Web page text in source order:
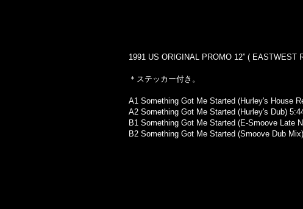
1991 US ORIGINAL PROMO 12” (
＊ステッカー付き。
A1 Something Got Me Started (Hurley's House
A2 Something Got Me Started (Hurley's Dub)
B1 Something Got Me Started (E-Smoove Late
B2 Something Got Me Started (Smoove Dub